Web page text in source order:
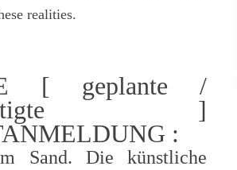
realities.
[ geplante /
]
:
Sand. Die künstliche